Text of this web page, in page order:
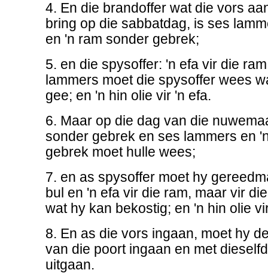
4. En die brandoffer wat die vors
bring op die sabbatdag, is ses
en 'n ram sonder gebrek;
5. en die spysoffer: 'n efa vir die
lammers moet die spysoffer wees
gee; en 'n hin olie vir 'n efa.
6. Maar op die dag van die
sonder gebrek en ses lammers en
gebrek moet hulle wees;
7. en as spysoffer moet hy
bul en 'n efa vir die ram, maar vir
wat hy kan bekostig; en 'n hin olie
8. En as die vors ingaan, moet hy
van die poort ingaan en met
uitgaan.